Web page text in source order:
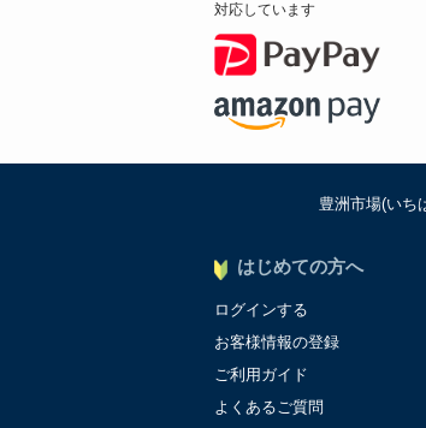
対応しています
豊洲市場(いち
はじめての方へ
ログインする
お客様情報の登録
ご利用ガイド
よくあるご質問